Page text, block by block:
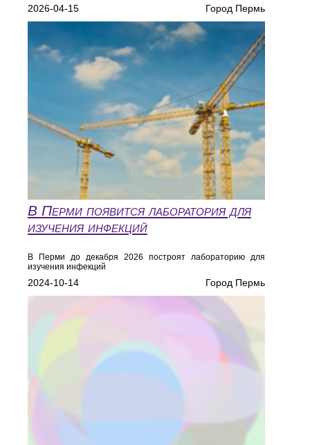
2026-04-15 Город Пермь
В Перми появится лаборатория для
изучения инфекций
В Перми до декабря 2026 построят лабораторию для
изучения инфекций
2024-10-14 Город Пермь